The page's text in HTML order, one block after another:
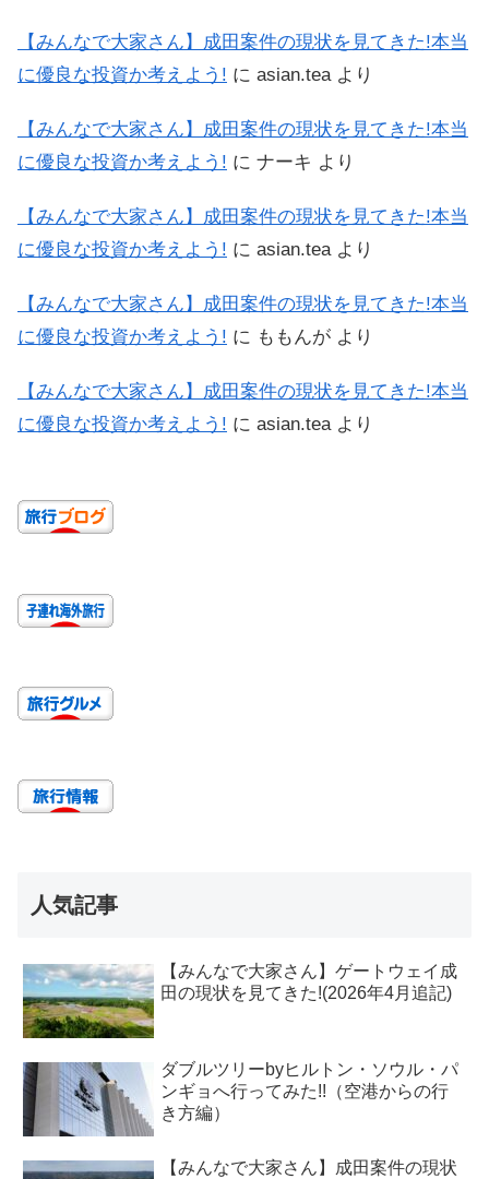
【みんなで大家さん】成田案件の現状を見てきた!本当
に優良な投資か考えよう! に asian.teaより
【みんなで大家さん】成田案件の現状を見てきた!本当
に優良な投資か考えよう! に ナーキ より
【みんなで大家さん】成田案件の現状を見てきた!本当
に優良な投資か考えよう! に asian.teaより
【みんなで大家さん】成田案件の現状を見てきた!本当
に優良な投資か考えよう! に ももんが より
【みんなで大家さん】成田案件の現状を見てきた!本当
に優良な投資か考えよう! に asian.teaより
人気記事
【みんなで大家さん】ゲートウェイ成
田の現状を見てきた!(2026年4月追記)
ダブルツリーbyヒルトン・ソウル・パ
ンギョへ行ってみた!!（空港からの行
き方編）
【みんなで大家さん】成田案件の現状